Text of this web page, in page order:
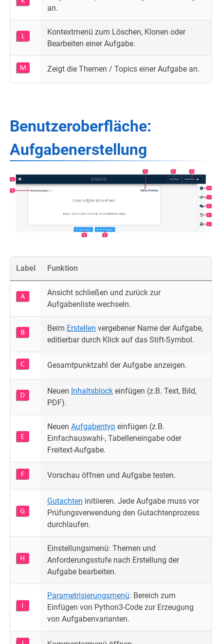
an.
Kontextmenü zum Löschen, Klonen oder
Bearbeiten einer Aufgabe.
Zeigt die Themen / Topics einer Aufgabe an.
Benutzeroberfläche:
Aufgabenerstellung
Label Funktion
Ansicht schließen und zurück zur
Aufgabenliste wechseln.
Beim Erstellen vergebener Name der Aufgabe,
editierbar durch Klick auf das Stift-Symbol.
Gesamtpunktzahl der Aufgabe anzeigen.
Neuen Inhaltsblock einfügen (z.B. Text, Bild,
PDF).
Neuen Aufgabentyp einfügen (z.B.
Einfachauswahl-, Tabelleneingabe oder
Freitext-Aufgabe.
Vorschau öffnen und Aufgabe testen.
Gutachten initiieren. Jede Aufgabe muss vor
Prüfungsverwendung den Gutachtenprozess
durchlaufen.
Einstellungsmenü: Themen und
Anforderungsstufe nach Erstellung der
Aufgabe bearbeiten.
Parametrisierungsmenü: Bereich zum
Einfügen von Python3-Code zur Erzeugung
von Aufgabenvarianten.